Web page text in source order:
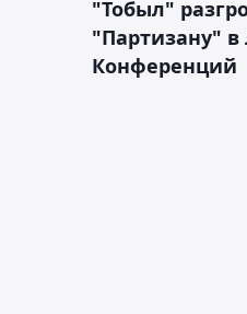
"Тобыл"
"Партизану" в
Конференций